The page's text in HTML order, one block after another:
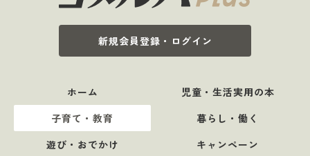
新規会員登録・ログイン
ホーム
児童・生活実用の本
子育て・教育
暮らし・働く
遊び・おでかけ
キャンペーン